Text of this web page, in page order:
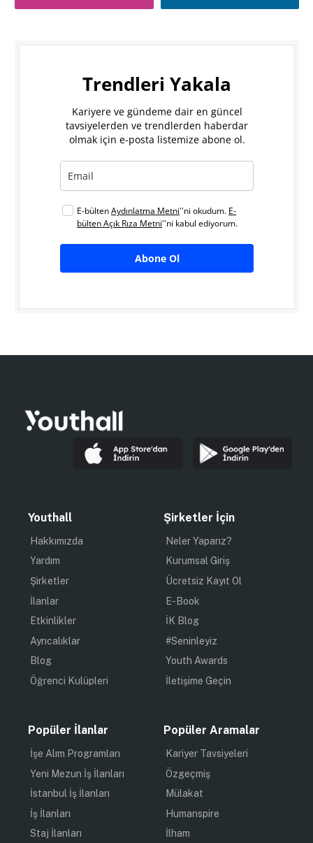
Trendleri Yakala
Kariyere ve gündeme dair en güncel
tavsiyelerden ve trendlerden haberdar
olmak için e-posta listemize abone ol.
E-bültenAydınlatma Metni''ni okudum. E-
bülten Açık Rıza Metni''ni kabul ediyorum.
Abone Ol
Youthall
Hakkımızda
Yardım
Şirketler
İlanlar
Etkinlikler
Ayrıcalıklar
Blog
Öğrenci Kulüpleri
Şirketler İçin
Neler Yaparız?
Kurumsal Giriş
Ücretsiz Kayıt Ol
E-Book
İK Blog
#Seninleyiz
Youth Awards
İletişime Geçin
Popüler İlanlar
İşe Alım Programları
Yeni Mezun İş İlanları
İstanbul İş İlanları
İş İlanları
Staj İlanları
Popüler Aramalar
Kariyer Tavsiyeleri
Özgeçmiş
Mülakat
Humanspire
İlham